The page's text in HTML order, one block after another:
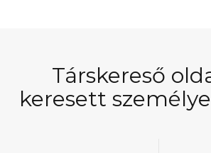
Társkereső
keresett